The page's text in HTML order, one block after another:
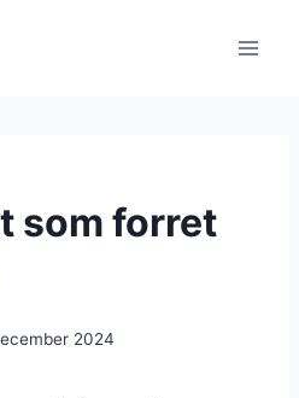
som forret
2024